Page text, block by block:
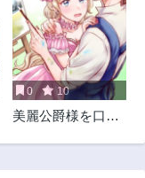
0 10
美麗公爵様を口説
に溺愛されていま